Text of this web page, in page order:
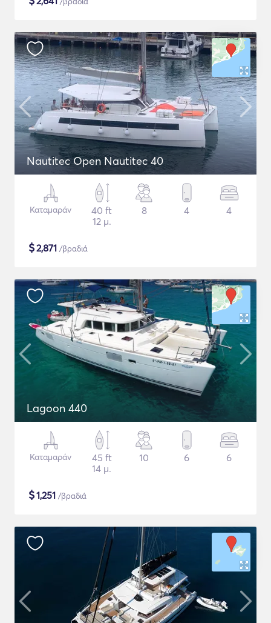
Nautitec Open Nautitec 40
Καταμαράν
40 ft
12 μ.
8 4 4
$2,871 /βραδιά
Lagoon 440
Καταμαράν
45 ft
14 μ.
10 6 6
$1,251 /βραδιά